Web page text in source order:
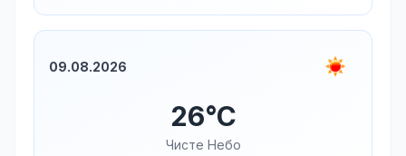
09.08.2026
26°C
Чисте Небо